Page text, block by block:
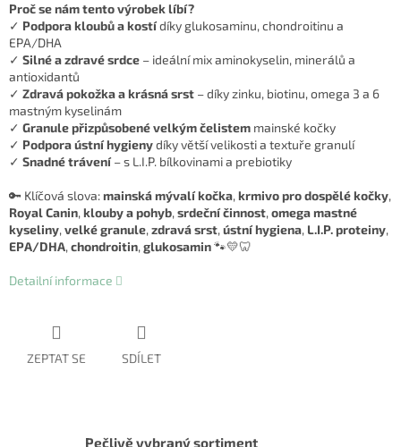
Proč se nám tento výrobek líbí?
✓ Podpora kloubů a kostídíky glukosaminu, chondroitinu a
EPA/DHA
✓ Silné a zdravé srdce – ideální mix aminokyselin, minerálů a
antioxidantů
✓ Zdravá pokožka a krásná srst – díky zinku, biotinu, omega 3 a 6
mastným kyselinám
✓ Granule přizpůsobené velkým čelistem mainské kočky
✓ Podpora ústní hygienydíky větší velikosti a textuře granulí
✓ Snadné trávení– s L.I.P. bílkovinami a prebiotiky
🔑 Klíčová slova:mainská mývalí kočka, krmivo pro dospělé kočky,
Royal Canin, klouby a pohyb, srdeční činnost, omega mastné
kyseliny, velké granule, zdravá srst, ústní hygiena, L.I.P. proteiny,
EPA/DHA, chondroitin, glukosamin🐾💛🦷
Detailní informace
ZEPTAT SE SDÍLET
Pečlivě vybraný sortiment